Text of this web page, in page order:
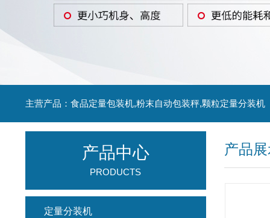
主营产品：食品定量包装机,粉末自动包装秤,颗粒定量分装机
产品
产品中心
PRODUCTS
定量分装机